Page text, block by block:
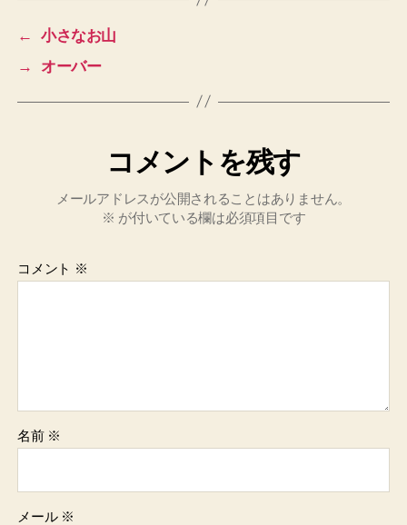
←
小さなお山
→
オーバー
コメントを残す
メールアドレスが公開されることはありません。
※ が付いている欄は必須項目です
コメント ※
名前 ※
メール ※